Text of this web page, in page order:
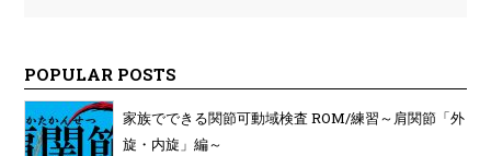
POPULAR POSTS
家族でできる関節可動域検査 ROM/練習～肩関節「外
旋・内旋」編～